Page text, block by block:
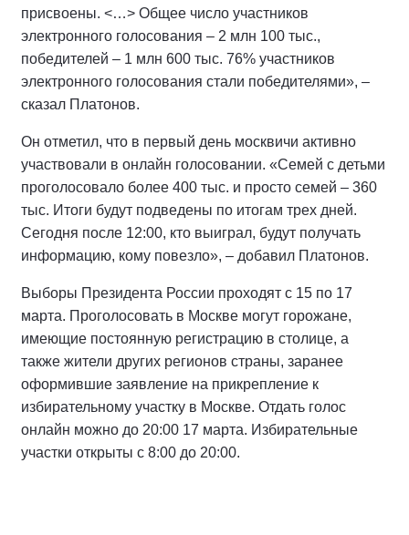
присвоены. <…> Общее число участников
электронного голосования – 2 млн 100 тыс.,
победителей – 1 млн 600 тыс. 76% участников
электронного голосования стали победителями», –
сказал Платонов.
Он отметил, что в первый день москвичи активно
участвовали в онлайн голосовании. «Семей с детьми
проголосовало более 400 тыс. и просто семей – 360
тыс. Итоги будут подведены по итогам трех дней.
Сегодня после 12:00, кто выиграл, будут получать
информацию, кому повезло», – добавил Платонов.
Выборы Президента России проходят с 15 по 17
марта. Проголосовать в Москве могут горожане,
имеющие постоянную регистрацию в столице, а
также жители других регионов страны, заранее
оформившие заявление на прикрепление к
избирательному участку в Москве. Отдать голос
онлайн можно до 20:00 17 марта. Избирательные
участки открыты с 8:00 до 20:00.